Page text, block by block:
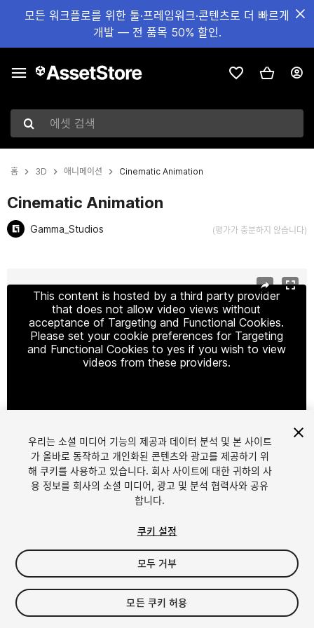
모든 워크플로를 위한 툴·프레임워크·콘텐츠로 더 빠르게
개발 — 전 품목 50% 할인.
에셋 검색
홈 3D 애니메이션 Cinematic Animation
Cinematic Animation
Gamma_Studios (평가가 충분하지 않습니다)
This content is hosted by a third party provider
that does not allow video views without
acceptance of Targeting and Functional Cookies.
Please set your cookie preferences for Targeting
and Functional Cookies to yes if you wish to view
videos from these providers.
1/10
$34.99
세금/부가세는 결제 시 반영됩니다.
우리는 소셜 미디어 기능의 제공과 데이터 분석 및 본 사이트
가 올바로 동작하고 개인화된 콘텐츠와 광고를 제공하기 위
해 쿠키를 사용하고 있습니다. 회사 사이트에 대한 귀하의 사
용 정보를 회사의 소셜 미디어, 광고 및 분석 협력사와 공유
합니다.
쿠키 설정
모두 거부
모든 쿠키 허용